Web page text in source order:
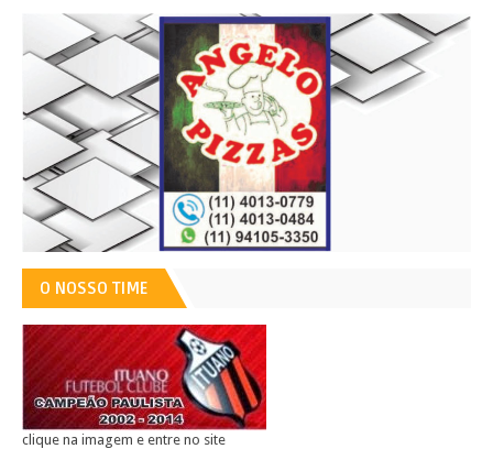
O NOSSO TIME
clique na imagem e entre no site